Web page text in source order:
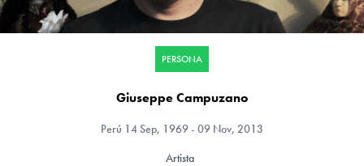
PERSONA
Giuseppe Campuzano
Perú 14 Sep, 1969 - 09 Nov, 2013
Artista